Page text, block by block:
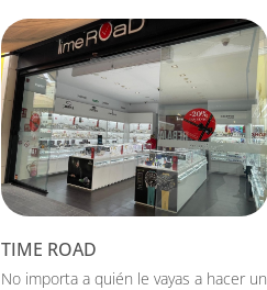
TIME ROAD
No importa a quién le vayas a hacer un